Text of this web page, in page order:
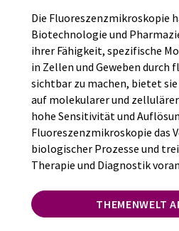
Die Fluoreszenzmikroskopie
Biotechnologie und
ihrer Fähigkeit, spezifische
in Zellen und Geweben durch
sichtbar zu machen, bietet
auf molekularer und zellulärer
hohe Sensitivität und
Fluoreszenzmikroskopie das
biologischer Prozesse und
Therapie und Diagnostik
THEMENWELT